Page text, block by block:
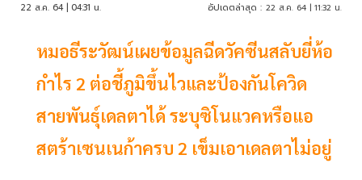
22 ส.ค. 64 | 04:31 น. อัปเดตล่าสุด : 22 ส.ค. 64 | 11:32 น.
หมอธีระวัฒน์เผยข้อมูลฉีดวัคซีนสลับยี่ห้อ
กำไร 2 ต่อชี้ภูมิขึ้นไวและป้องกันโควิด
สายพันธุ์เดลตาได้ ระบุซิโนแวคหรือแอ
สตร้าเซนเนก้าครบ 2 เข็มเอาเดลตาไม่อยู่